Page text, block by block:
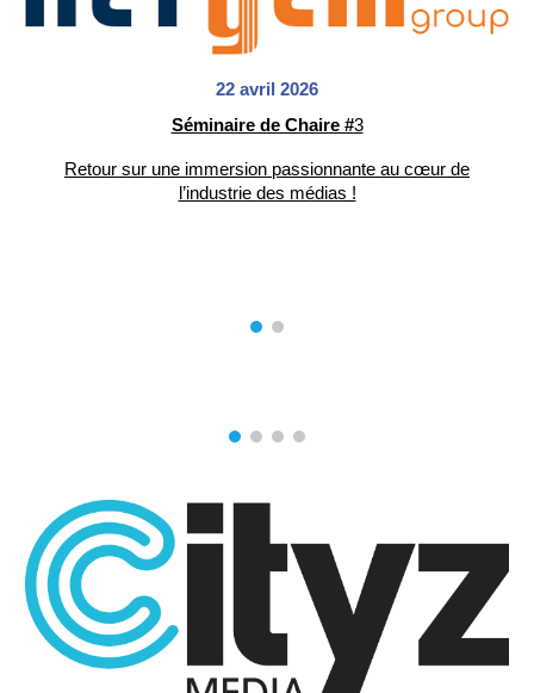
22 avril 2026
Séminaire de Chaire #3
Retour sur une immersion passionnante au cœur de
l’industrie des médias !